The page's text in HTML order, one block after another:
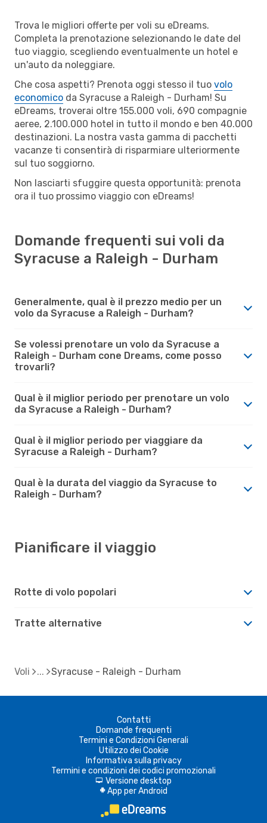
Trova le migliori offerte per voli su eDreams.
Completa la prenotazione selezionando le date del
tuo viaggio, scegliendo eventualmente un hotel e
un'auto da noleggiare.
Che cosa aspetti? Prenota oggi stesso il tuo volo
economico da Syracuse a Raleigh - Durham! Su
eDreams, troverai oltre 155.000 voli, 690 compagnie
aeree, 2.100.000 hotel in tutto il mondo e ben 40.000
destinazioni. La nostra vasta gamma di pacchetti
vacanze ti consentirà di risparmiare ulteriormente
sul tuo soggiorno.
Non lasciarti sfuggire questa opportunità: prenota
ora il tuo prossimo viaggio con eDreams!
Domande frequenti sui voli da
Syracuse a Raleigh - Durham
Generalmente, qual è il prezzo medio per un
volo da Syracuse a Raleigh - Durham?
Se volessi prenotare un volo da Syracuse a
Raleigh - Durham cone Dreams, come posso
trovarli?
Qual è il miglior periodo per prenotare un volo
da Syracuse a Raleigh - Durham?
Qual è il miglior periodo per viaggiare da
Syracuse a Raleigh - Durham?
Qual è la durata del viaggio da Syracuse to
Raleigh - Durham?
Pianificare il viaggio
Rotte di volo popolari
Tratte alternative
Voli Syracuse - Raleigh - Durham
Contatti
Domande frequenti
Termini e Condizioni Generali
Utilizzo dei Cookie
Informativa sulla privacy
Termini e condizioni dei codici promozionali
d Versione desktop
A App per Android